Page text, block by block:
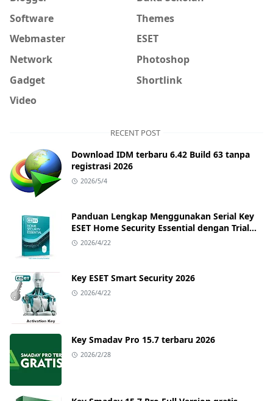
Software
Themes
Webmaster
ESET
Network
Photoshop
Gadget
Shortlink
Video
RECENT POST
Download IDM terbaru 6.42 Build 63 tanpa
registrasi 2026
2026/5/4
Panduan Lengkap Menggunakan Serial Key
ESET Home Security Essential dengan Trial
Key Terbaru
2026/4/22
Key ESET Smart Security 2026
2026/4/22
Key Smadav Pro 15.7 terbaru 2026
2026/2/28